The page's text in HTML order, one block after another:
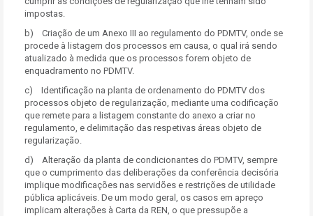
impostas.
b) Criação de um Anexo III ao regulamento do PDMTV, onde se
procede à listagem dos processos em causa, o qual irá sendo
atualizado à medida que os processos forem objeto de
enquadramento no PDMTV.
c) Identificação na planta de ordenamento do PDMTV dos
processos objeto de regularização, mediante uma codificação
que remete para a listagem constante do anexo a criar no
regulamento, e delimitação das respetivas áreas objeto de
regularização.
d) Alteração da planta de condicionantes do PDMTV, sempre
que o cumprimento das deliberações da conferência decisória
implique modificações nas servidões e restrições de utilidade
pública aplicáveis. De um modo geral, os casos em apreço
implicam alterações à Carta da REN, o que pressupõe a